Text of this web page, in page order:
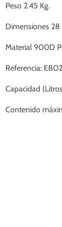
Peso 2.45 Kg.
Dimensiones
Material 900D
Referencia:
Capacidad
Contenido